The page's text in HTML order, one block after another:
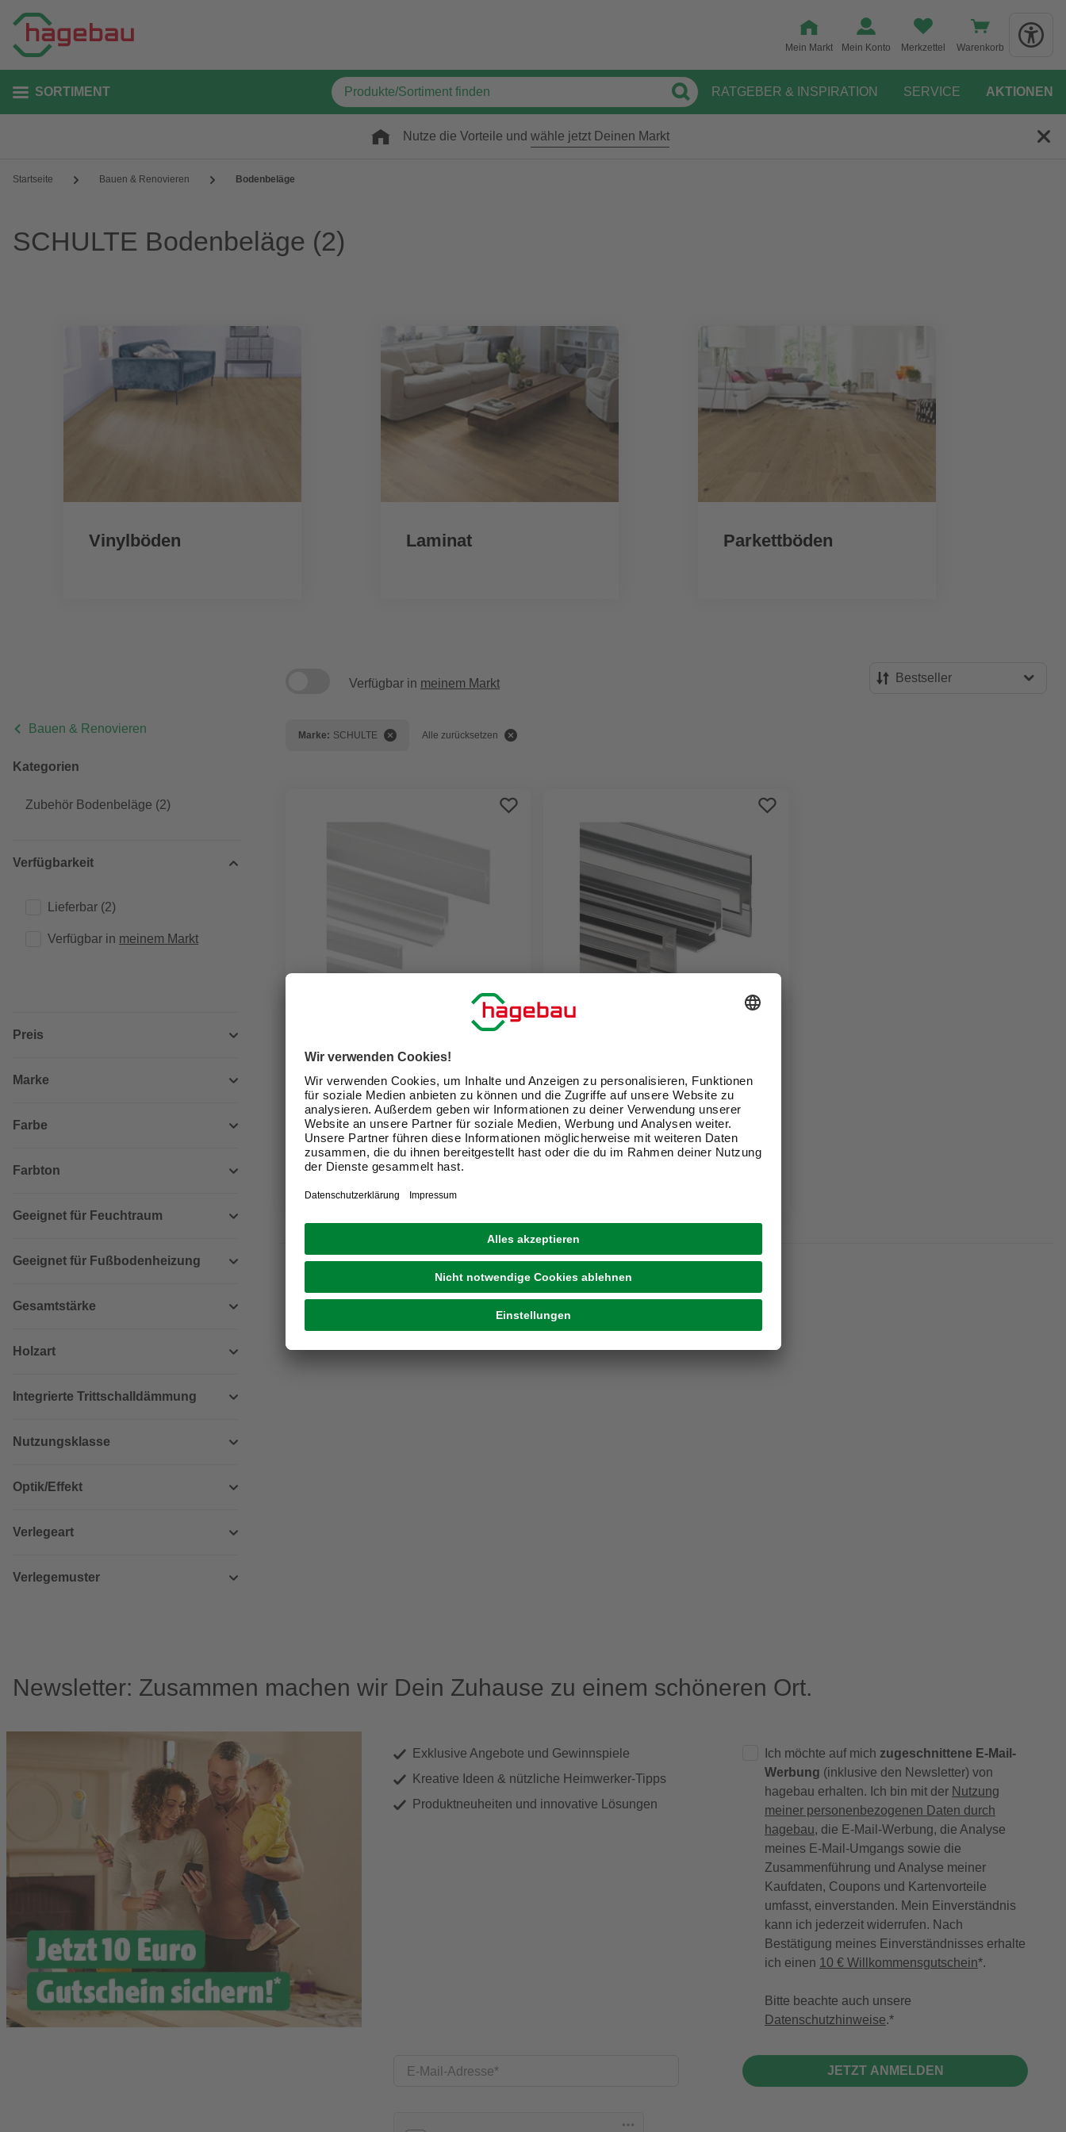
Mein Markt Mein Konto Merkzettel Warenkorb
SORTIMENT RATGEBER & INSPIRATION SERVICE AKTIONEN
Nutze die Vorteile und wähle jetzt Deinen Markt
Startseite Bauen & Renovieren Bodenbeläge
SCHULTE Bodenbeläge (2)
Vinylböden Laminat Parkettböden
Bauen & Renovieren
Kategorien
Zubehör Bodenbeläge (2)
Verfügbarkeit
Lieferbar (2)
Verfügbar in meinem Markt
Preis
Marke
Farbe
Farbton
Geeignet für Feuchtraum
Geeignet für Fußbodenheizung
Gesamtstärke
Holzart
Integrierte Trittschalldämmung
Nutzungsklasse
Optik/Effekt
Verlegeart
Verlegemuster
Verfügbar in meinem Markt Bestseller
Marke: SCHULTE Alle zurücksetzen
Profil-Set »DecoDesign«,
silberfarben, 4-tlg.
94,95 €
Verfügbarkeit im Markt prüfen
lieferbar
119,00 €
Verfügbarkeit im Markt prüfen
Newsletter: Zusammen machen wir Dein Zuhause zu einem schöneren Ort.
Exklusive Angebote und Gewinnspiele
Kreative Ideen & nützliche Heimwerker-Tipps
Produktneuheiten und innovative Lösungen
E-Mail-Adresse
Ich möchte auf mich zugeschnittene E-Mail-
Werbung (inklusive den Newsletter) von
hagebau erhalten. Ich bin mit der Nutzung
meiner personenbezogenen Daten durch
hagebau, die E-Mail-Werbung, die Analyse
meines E-Mail-Umgangs sowie die
Zusammenführung und Analyse meiner
Kaufdaten, Coupons und Kartenvorteile
umfasst, einverstanden. Mein Einverständnis
kann ich jederzeit widerrufen. Nach
Bestätigung meines Einverständnisses erhalte
ich einen 10 € Willkommensgutschein*.
Bitte beachte auch unsere
Datenschutzhinweise.
JETZT ANMELDEN